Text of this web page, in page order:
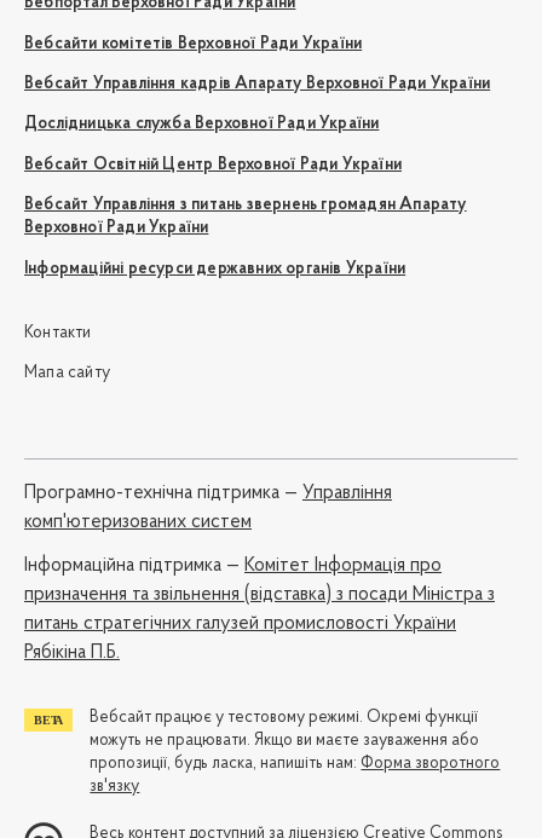
Вебсайти комітетів Верховної Ради України
Вебсайт Управління кадрів Апарату Верховної Ради України
Дослідницька служба Верховної Ради України
Вебсайт Освітній Центр Верховної Ради України
Вебсайт Управління з питань звернень громадян Апарату
Верховної Ради України
Інформаційні ресурси державних органів України
Контакти
Мапа сайту
Програмно-технічна підтримка — Управління
комп'ютеризованих систем
Iнформаційна підтримка — Комітет Інформація про
призначення та звільнення (відставка) з посади Міністра з
питань стратегічних галузей промисловості України
Рябікіна П.Б.
Вебсайт працює у тестовому режимі. Окремі функції
можуть не працювати. Якщо ви маєте зауваження або
пропозиції, будь ласка, напишіть нам: Форма зворотного
зв'язку
Весь контент доступний за ліцензією Creative Commons